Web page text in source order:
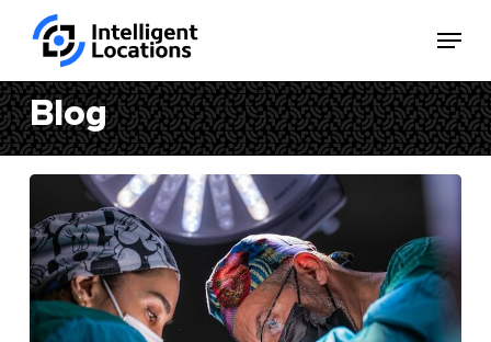
main
content
Menu
Blog
le
menu